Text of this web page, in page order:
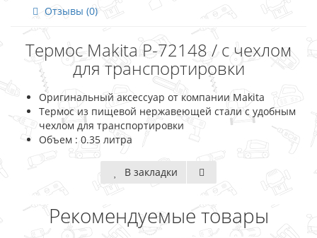
Отзывы (0)
Термос Makita P-72148 / с чехлом
для транспортировки
Оригинальный аксессуар от компании Makita
Термос из пищевой нержавеющей стали с удобным
чехлом для транспортировки
Объем : 0.35 литра
В закладки
Рекомендуемые товары